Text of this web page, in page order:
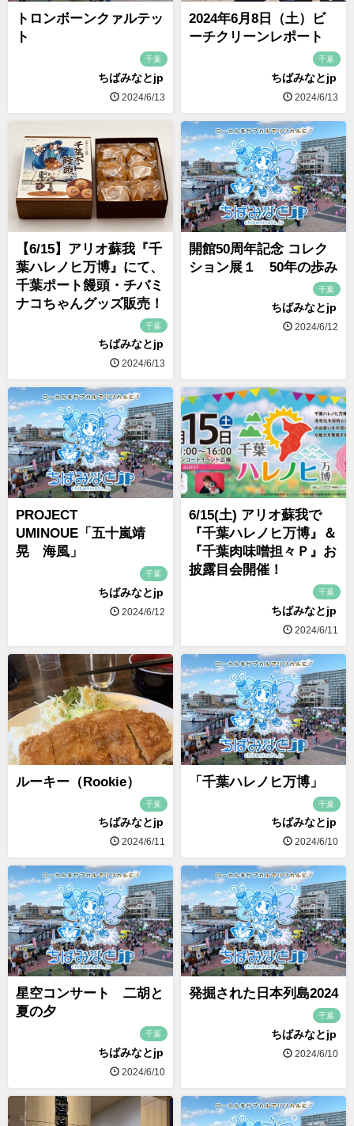
トロンボーンクァルテッ
ト
千葉
ちばみなとjp
2024/6/13
2024年6月8日（土）ビ
ーチクリーンレポート
千葉
ちばみなとjp
2024/6/13
【6/15】アリオ蘇我『千
葉ハレノヒ万博』にて、
千葉ポート饅頭・チバミ
ナコちゃんグッズ販売！
千葉
ちばみなとjp
2024/6/13
開館50周年記念 コレク
ション展１ 50年の歩み
千葉
ちばみなとjp
2024/6/12
PROJECT
UMINOUE「五十嵐靖
晃 海風」
千葉
ちばみなとjp
2024/6/12
6/15(土) アリオ蘇我で
『千葉ハレノヒ万博』＆
『千葉肉味噌担々Ｐ』お
披露目会開催！
千葉
ちばみなとjp
2024/6/11
ルーキー（Rookie）
千葉
ちばみなとjp
2024/6/11
「千葉ハレノヒ万博」
千葉
ちばみなとjp
2024/6/10
星空コンサート 二胡と
夏の夕
千葉
ちばみなとjp
2024/6/10
発掘された日本列島2024
千葉
ちばみなとjp
2024/6/10